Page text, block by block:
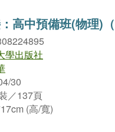
高中預備班(物理)（
學出版社
30
／137頁
(高/寬)